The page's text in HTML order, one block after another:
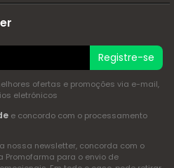
Registre-se
ofertas e promoções via e-mail,
eletrónicos
e concordo com o processamento
nossa newsletter, concorda com o
para o envio de